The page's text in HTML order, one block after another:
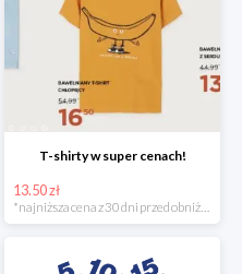
T-shirty w super cenach!
13.50 zł
*najniższa cena z 30 dni przed obniżką